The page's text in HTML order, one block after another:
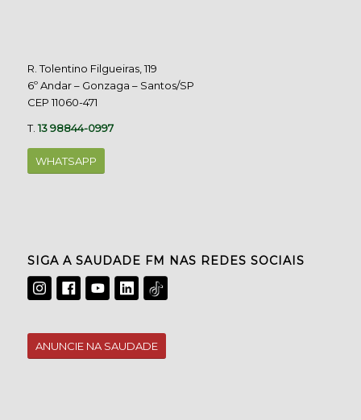
R. Tolentino Filgueiras, 119
6º Andar – Gonzaga – Santos/SP
CEP 11060-471
T.13 98844-0997
WHATSAPP
SIGA A SAUDADE FM NAS REDES SOCIAIS
ANUNCIE NA SAUDADE